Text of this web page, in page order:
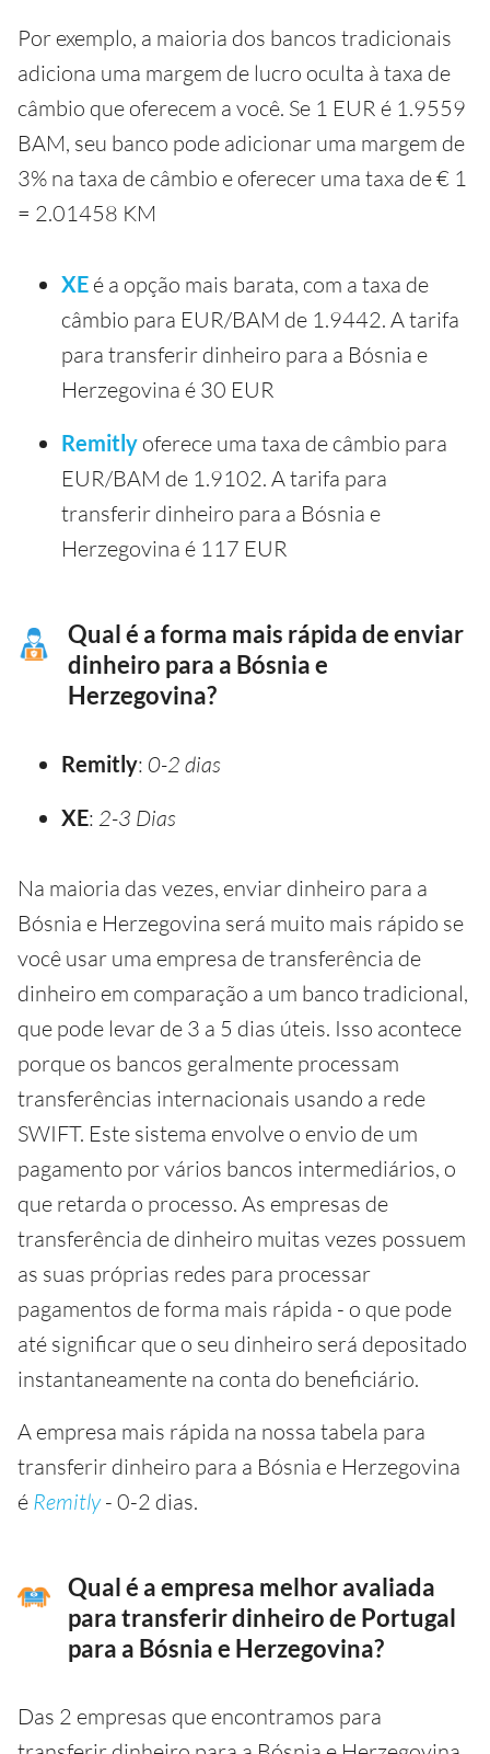
Por exemplo, a maioria dos bancos tradicionais
adiciona uma margem de lucro oculta à taxa de
câmbio que oferecem a você. Se 1 EUR é 1.9559
BAM, seu banco pode adicionar uma margem de
3% na taxa de câmbio e oferecer uma taxa de € 1
= 2.01458 KM
XE é a opção mais barata, com a taxa de
câmbio para EUR/BAM de 1.9442. A tarifa
para transferir dinheiro para a Bósnia e
Herzegovina é 30 EUR
Remitly oferece uma taxa de câmbio para
EUR/BAM de 1.9102. A tarifa para
transferir dinheiro para a Bósnia e
Herzegovina é 117 EUR
Qual é a forma mais rápida de enviar
dinheiro para a Bósnia e
Herzegovina?
Remitly: 0-2 dias
XE: 2-3 Dias
Na maioria das vezes, enviar dinheiro para a
Bósnia e Herzegovina será muito mais rápido se
você usar uma empresa de transferência de
dinheiro em comparação a um banco tradicional,
que pode levar de 3 a 5 dias úteis. Isso acontece
porque os bancos geralmente processam
transferências internacionais usando a rede
SWIFT. Este sistema envolve o envio de um
pagamento por vários bancos intermediários, o
que retarda o processo. As empresas de
transferência de dinheiro muitas vezes possuem
as suas próprias redes para processar
pagamentos de forma mais rápida - o que pode
até significar que o seu dinheiro será depositado
instantaneamente na conta do beneficiário.
A empresa mais rápida na nossa tabela para
transferir dinheiro para a Bósnia e Herzegovina
é Remitly- 0-2 dias.
Qual é a empresa melhor avaliada
para transferir dinheiro de Portugal
para a Bósnia e Herzegovina?
Das 2 empresas que encontramos para